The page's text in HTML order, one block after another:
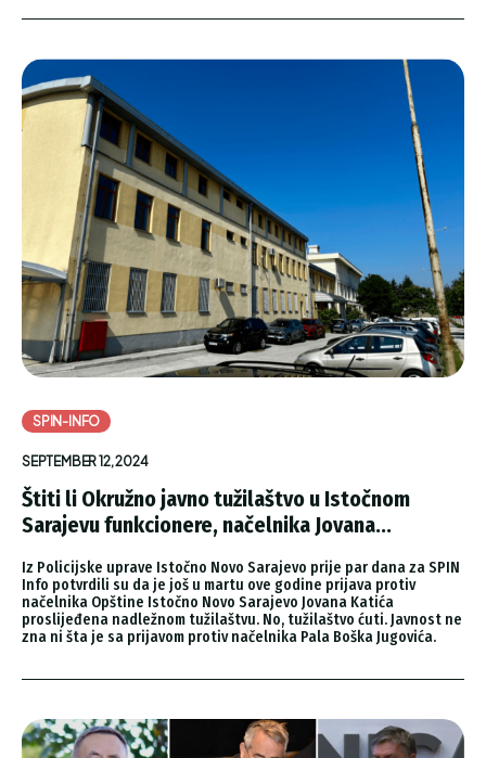
SPIN-INFO
SEPTEMBER 12, 2024
Štiti li Okružno javno tužilaštvo u Istočnom
Sarajevu funkcionere, načelnika Jovana...
Iz Policijske uprave Istočno Novo Sarajevo prije par dana za SPIN
Info potvrdili su da je još u martu ove godine prijava protiv
načelnika Opštine Istočno Novo Sarajevo Jovana Katića
proslijeđena nadležnom tužilaštvu. No, tužilaštvo ćuti. Javnost ne
zna ni šta je sa prijavom protiv načelnika Pala Boška Jugovića.